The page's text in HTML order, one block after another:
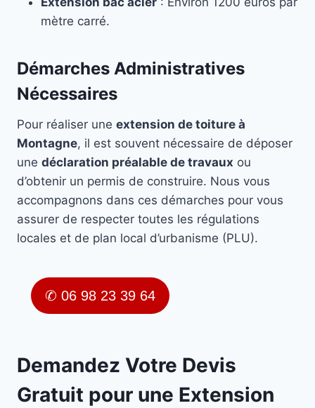
mètre carré.
Démarches Administratives
Nécessaires
Pour réaliser une extension de toiture à
Montagne, il est souvent nécessaire de déposer
une déclaration préalable de travaux ou
d’obtenir un permis de construire. Nous vous
accompagnons dans ces démarches pour vous
assurer de respecter toutes les régulations
locales et de plan local d’urbanisme (PLU).
✆ 06 98 23 39 64
Demandez Votre Devis
Gratuit pour une Extension